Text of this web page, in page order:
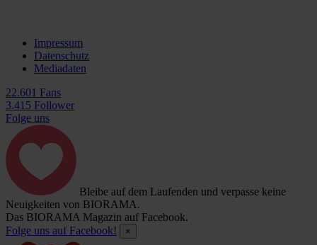
Impressum
Datenschutz
Mediadaten
22.601 Fans
3.415 Follower
Folge uns
Bleibe auf dem Laufenden und verpasse keine
Neuigkeiten von BIORAMA.
Das BIORAMA Magazin auf Facebook.
Folge uns auf Facebook!
×